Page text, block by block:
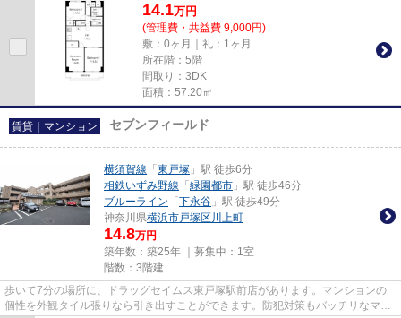
14.1万円
(管理費・共益費 9,000円)
敷：0ヶ月｜礼：1ヶ月
所在階：5階
間取り：3DK
面積：57.20㎡
賃貸｜マンション セブンフィールド
横須賀線 「 東戸塚 」駅 徒歩6分
相鉄いずみ野線 「 緑園都市 」駅 徒歩46分
ブルーライン 「 下永谷 」駅 徒歩49分
神奈川県横浜市戸塚区 川上町
14.8万円
築年数：築25年 ｜募集中： 1室
階数：3階建
歩いて7分の場所に、ドラッグセイムス東戸塚駅前店があります。マンションの
個性を外観タイル張りなら引き出すことができます。防犯対策もバッチリなマン